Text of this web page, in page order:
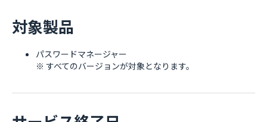
対象製品
パスワードマネージャー
※ すべてのバージョンが対象となります。